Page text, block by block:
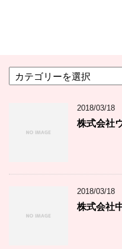
テ
2018/03/18
株式会社
2018/03/18
株式会社